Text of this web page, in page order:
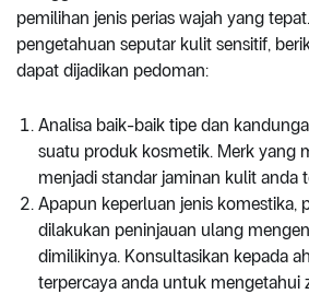
pemilihan jenis perias wajah yang
pengetahuan seputar kulit sensitif,
dapat dijadikan pedoman:
Analisa baik-baik tipe dan
suatu produk kosmetik. Merk yang
menjadi standar jaminan kulit anda
Apapun keperluan jenis komestika,
dilakukan peninjauan ulang
dimilikinya. Konsultasikan kepada
terpercaya anda untuk mengetahui